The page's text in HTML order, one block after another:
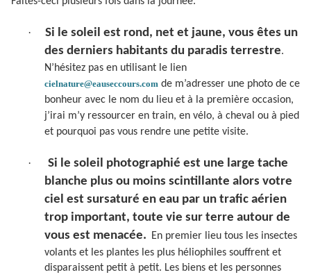
·
Si le soleil est rond, net et jaune, vous êtes un
des derniers habitants du paradis terrestre.
N’hésitez pas en utilisant le lien
cielnature@eauseccours.com de m’adresser une photo de ce
bonheur avec le nom du lieu et à la première occasion,
j’irai m’y ressourcer en train, en vélo, à cheval ou à pied
et pourquoi pas vous rendre une petite visite.
·
Si le soleil photographié est une large tache
blanche plus ou moins scintillante alors votre
ciel est sursaturé en eau par un trafic aérien
trop important, toute vie sur terre autour de
vous est menacée.
En premier lieu tous les insectes
volants et les plantes les plus héliophiles souffrent et
disparaissent petit à petit. Les biens et les personnes